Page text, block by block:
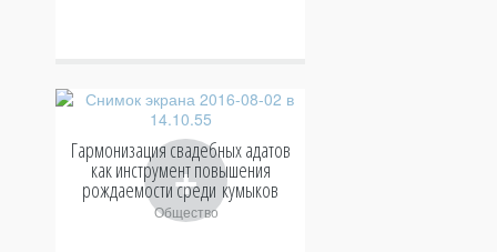
+
Гармонизация свадебных адатов
как инструмент повышения
рождаемости среди кумыков
Общество